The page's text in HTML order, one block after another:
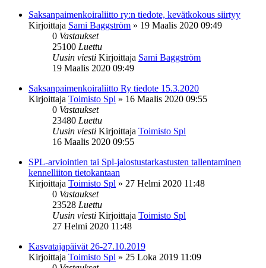
Saksanpaimenkoiraliitto ry:n tiedote, kevätkokous siirtyy
Kirjoittaja Sami Baggström » 19 Maalis 2020 09:49
0 Vastaukset
25100 Luettu
Uusin viesti Kirjoittaja Sami Baggström
19 Maalis 2020 09:49
Saksanpaimenkoiraliitto Ry tiedote 15.3.2020
Kirjoittaja Toimisto Spl » 16 Maalis 2020 09:55
0 Vastaukset
23480 Luettu
Uusin viesti Kirjoittaja Toimisto Spl
16 Maalis 2020 09:55
SPL-arviointien tai Spl-jalostustarkastusten tallentaminen
kennelliiton tietokantaan
Kirjoittaja Toimisto Spl » 27 Helmi 2020 11:48
0 Vastaukset
23528 Luettu
Uusin viesti Kirjoittaja Toimisto Spl
27 Helmi 2020 11:48
Kasvatajapäivät 26-27.10.2019
Kirjoittaja Toimisto Spl » 25 Loka 2019 11:09